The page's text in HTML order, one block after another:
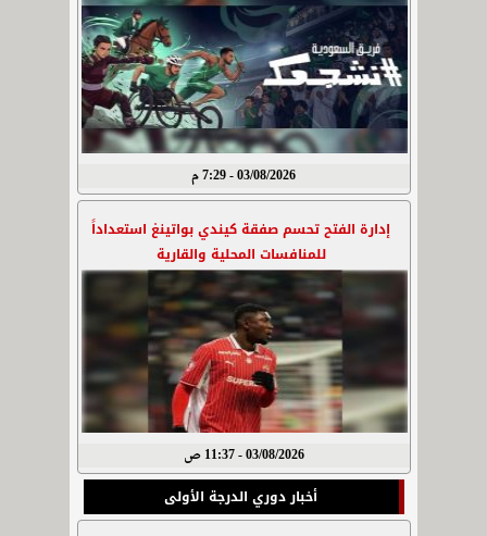
03/08/2026 - 7:29 م
إدارة الفتح تحسم صفقة كيندي بواتينغ استعداداً
للمنافسات المحلية والقارية
03/08/2026 - 11:37 ص
أخبار دوري الدرجة الأولى